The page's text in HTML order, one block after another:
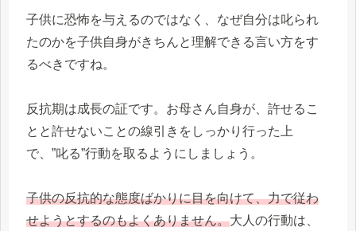
子供に恐怖を与えるのではなく、なぜ自分は叱られ
たのかを子供自身がきちんと理解できる言い方をす
るべきですね。
反抗期は成長の証です。お母さん自身が、許せるこ
とと許せないことの線引きをしっかり行った上
で、”叱る”行動を取るようにしましょう。
子供の反抗的な態度ばかりに目を向けて、力で従わ
せようとするのもよくありません。大人の行動は、